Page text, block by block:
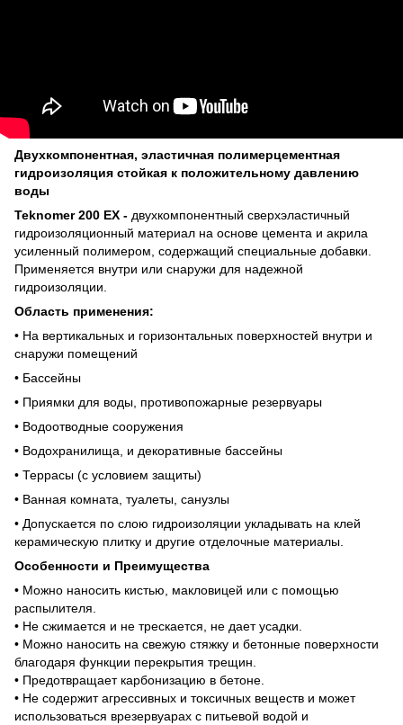
Двухкомпонентная, эластичная полимерцементная
гидроизоляция стойкая к положительному давлению
воды
Teknomer 200 EX - двухкомпонентный сверхэластичный
гидроизоляционный материал на основе цемента и акрила
усиленный полимером, содержащий специальные добавки.
Применяется внутри или снаружи для надежной
гидроизоляции.
Область применения:
• На вертикальных и горизонтальных поверхностей внутри и
снаружи помещений
• Бассейны
• Приямки для воды, противопожарные резервуары
• Водоотводные сооружения
• Водохранилища, и декоративные бассейны
• Террасы (с условием защиты)
• Ванная комната, туалеты, санузлы
• Допускается по слою гидроизоляции укладывать на клей
керамическую плитку и другие отделочные материалы.
Особенности и Преимущества
• Можно наносить кистью, макловицей или с помощью
распылителя.
• Не сжимается и не трескается, не дает усадки.
• Можно наносить на свежую стяжку и бетонные поверхности
благодаря функции перекрытия трещин.
• Предотвращает карбонизацию в бетоне.
• Не содержит агрессивных и токсичных веществ и может
использоваться врезервуарах с питьевой водой и